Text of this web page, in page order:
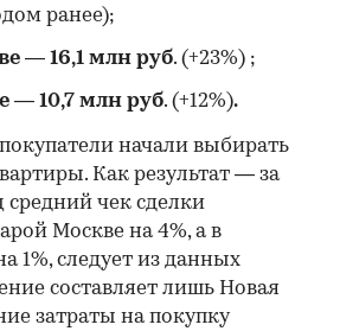
ранее);
— 16,1 млн руб. (+23%) ;
— 10,7 млн руб. (+12%).
начали выбирать
Как результат — за
средний чек сделки
Москве на 4%, а в
1%, следует из данных
составляет лишь Новая
затраты на покупку